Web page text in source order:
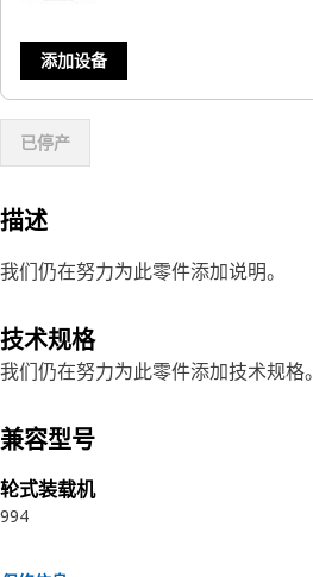
添加设备
已停产
描述
我们仍在努力为此零件添加说明。
技术规格
我们仍在努力为此零件添加技术规格。
兼容型号
轮式装载机
994